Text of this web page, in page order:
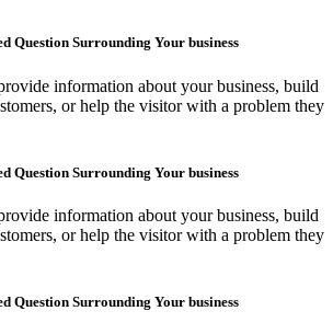
Question Surrounding Your business
information about your business, build
or help the visitor with a problem they
Question Surrounding Your business
information about your business, build
or help the visitor with a problem they
Question Surrounding Your business